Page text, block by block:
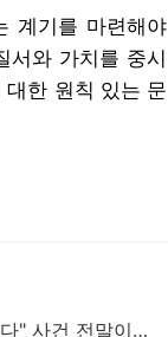
계기를 마련해야
서와 가치를 중시
한 원칙 있는 문
14년 전 김문수 "도지삽니다" 사건 전말이라고?... "실드 칠수록 우스워져" | 한국일보